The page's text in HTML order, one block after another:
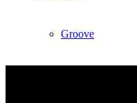
Groove